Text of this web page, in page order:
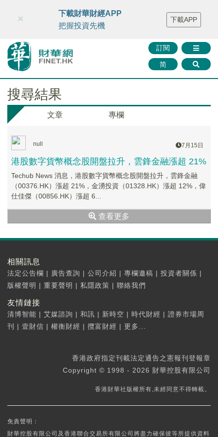
財華智庫網 FINTV FINMETA 財華證券 媒體矩陣
智庫沙龍
聯絡我們
訂閱
简
×
下載財華財經APP
把握投資先機
下載APP
搜尋結果
文章 專欄
null 7月15日
港股數字貨幣概念股開盤拉升，雲鋒金融漲超 21%
Techub News 消息，港股數字貨幣概念股開盤拉升，雲鋒金融
（00376.HK）漲超 21%，金湧投資（01328.HK）漲超 12%，偉
仕佳傑（00856.HK）漲超 6...
查看更多
相關訊息
法定公告欄 | 廣告查詢 | 公司介紹 | 專欄邀稿 | 投資者關係 |
版權聲明 | 重要聲明 | 私隱政策 | 聯絡我們
友情鏈接
清博智能 | 艾媒諮詢 | 和訊 | 新時空 | 時代財經 | 證券市場周
刊
| 壹財信 | 權衡財經 | 攬富財經 | 更多...
香港政府指定刊載法定通告之憲報刊登報章
Copyright © 1998 - 2026 財華控股有限公司
香港財華社版權所有,未經同意不得轉載。
免責聲明：
財華控股有限公司及香港聯合交易所有限公司將盡力確保彼等所提供資料